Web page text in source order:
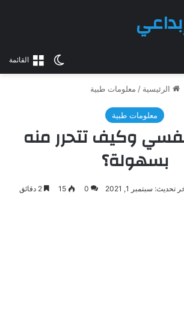
القائمةالوضع
الرئيسية / معلومات طبية
معلومات طبية
وكيف تتحرر منه
بسهولة؟
تحديث: سبتمبر 1, 2021 0
15